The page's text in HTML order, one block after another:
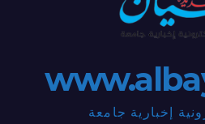
إخبارية جامعة